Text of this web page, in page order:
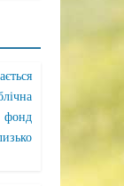
фонд